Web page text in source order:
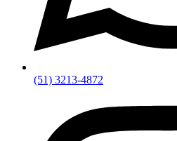
(51) 3213-4872